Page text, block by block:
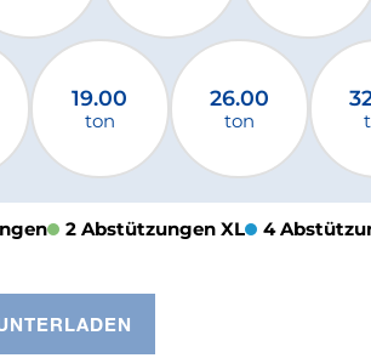
19.00
ton
26.00
ton
2 Abstützungen XL 4